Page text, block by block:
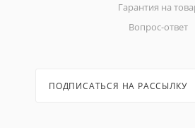
Гарантия на
Вопрос-ответ
ПОДПИСАТЬСЯ НА РАССЫЛКУ